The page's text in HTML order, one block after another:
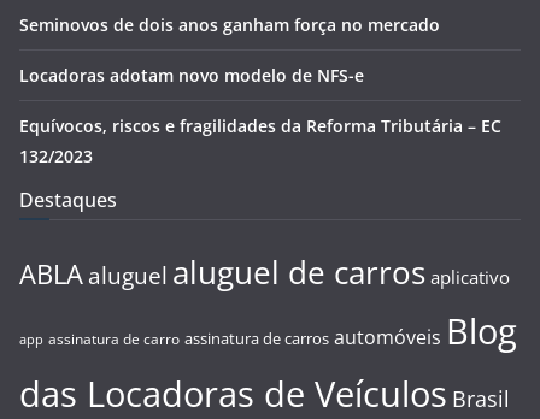
Seminovos de dois anos ganham força no mercado
Locadoras adotam novo modelo de NFS-e
Equívocos, riscos e fragilidades da Reforma Tributária – EC
132/2023
Destaques
ABLA aluguel aluguel de carros aplicativo
app assinatura de carro assinatura de carros automóveis Blog
das Locadoras de Veículos Brasil